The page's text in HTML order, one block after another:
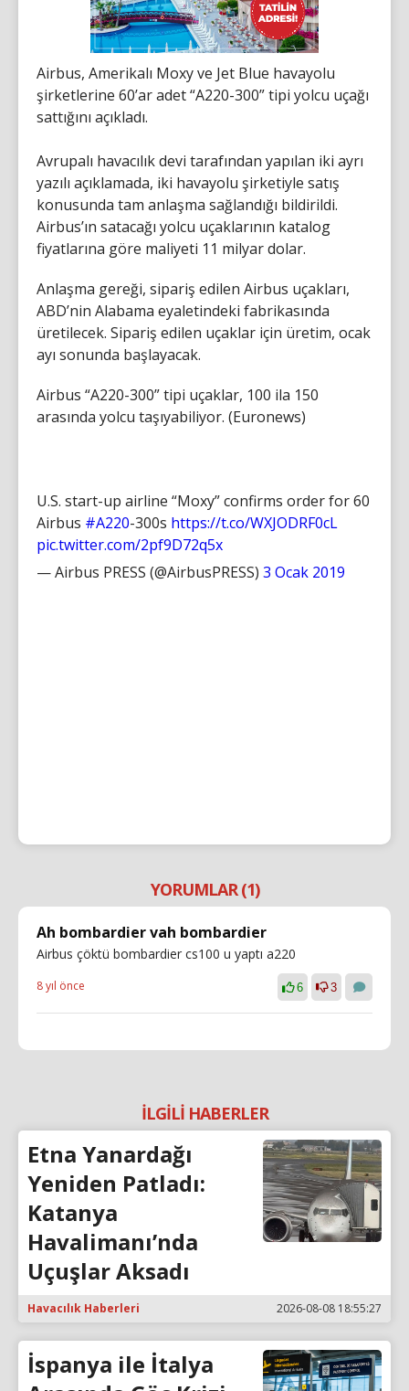
Airbus, Amerikalı Moxy ve Jet Blue havayolu
şirketlerine 60’ar adet “A220-300” tipi yolcu uçağı
sattığını açıkladı.
Avrupalı havacılık devi tarafından yapılan iki ayrı
yazılı açıklamada, iki havayolu şirketiyle satış
konusunda tam anlaşma sağlandığı bildirildi.
Airbus’ın satacağı yolcu uçaklarının katalog
fiyatlarına göre maliyeti 11 milyar dolar.
Anlaşma gereği, sipariş edilen Airbus uçakları,
ABD’nin Alabama eyaletindeki fabrikasında
üretilecek. Sipariş edilen uçaklar için üretim, ocak
ayı sonunda başlayacak.
Airbus “A220-300” tipi uçaklar, 100 ila 150
arasında yolcu taşıyabiliyor. (Euronews)
U.S. start-up airline “Moxy” confirms order for 60
Airbus #A220-300s https://t.co/WXJODRF0cL
pic.twitter.com/2pf9D72q5x
— Airbus PRESS (@AirbusPRESS) 3 Ocak 2019
YORUMLAR (1)
Ah bombardier vah bombardier
Airbus çöktü bombardier cs100 u yaptı a220
8 yıl önce 6 3
İLGİLİ HABERLER
Etna Yanardağı
Yeniden Patladı:
Katanya
Havalimanı’nda
Uçuşlar Aksadı
Havacılık Haberleri 2026-08-08 18:55:27
İspanya ile İtalya